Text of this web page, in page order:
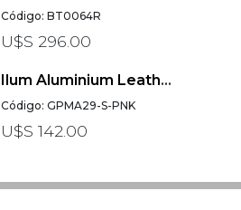
Código: BT0064R
U$S 296.00
Ilum Aluminium Leather Rosa 27x32
Código: GPMA29-S-PNK
U$S 142.00